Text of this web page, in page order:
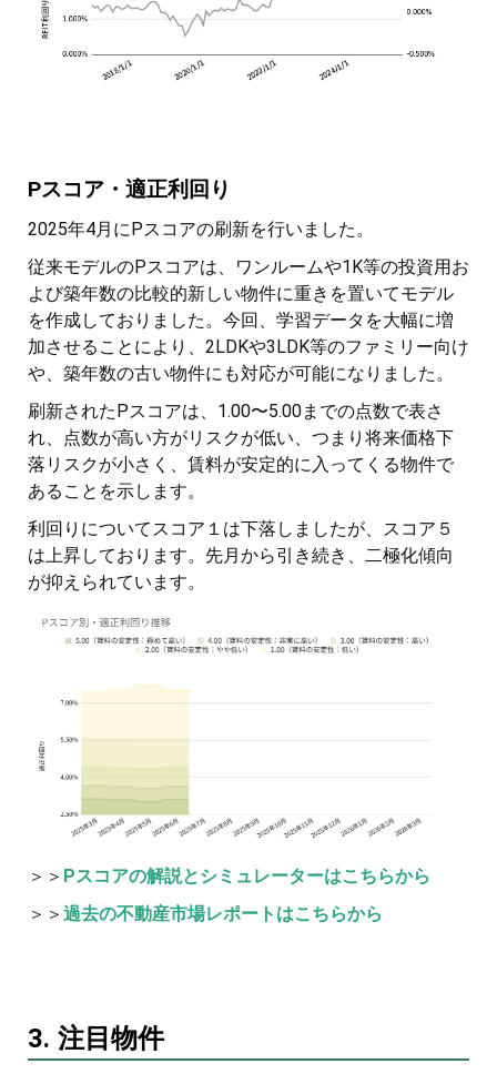
Pスコア・適正利回り
2025年4月にPスコアの刷新を行いました。
従来モデルのPスコアは、ワンルームや1K等の投資用お
よび築年数の比較的新しい物件に重きを置いてモデル
を作成しておりました。今回、学習データを大幅に増
加させることにより、2LDKや3LDK等のファミリー向け
や、築年数の古い物件にも対応が可能になりました。
刷新されたPスコアは、1.00〜5.00までの点数で表さ
れ、点数が高い方がリスクが低い、つまり将来価格下
落リスクが小さく、賃料が安定的に入ってくる物件で
あることを示します。
利回りについてスコア１は下落しましたが、スコア５
は上昇しております。先月から引き続き、二極化傾向
が抑えられています。
＞＞ Pスコアの解説とシミュレーターはこちらから
＞＞ 過去の不動産市場レポートはこちらから
3. 注目物件